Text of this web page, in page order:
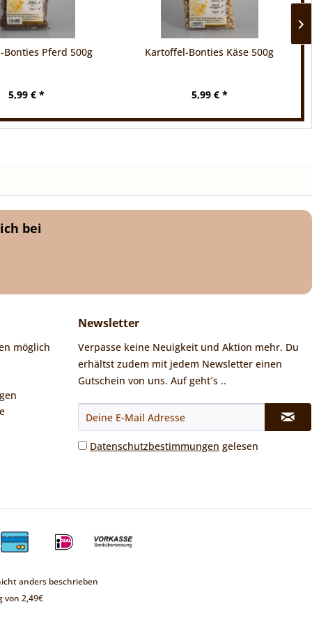
Pferd 500g
5,99 € *
Kartoffel-Bonties Käse 500g
5,99 € *
bei
möglich
Newsletter
Verpasse keine Neuigkeit und Aktion mehr. Du
erhältst zudem mit jedem Newsletter einen
Gutschein von uns. Auf geht´s ..
Datenschutzbestimmungen gelesen
anders beschrieben
von 2,49€